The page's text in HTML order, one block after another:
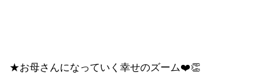
★お母さんになっていく幸せのズーム❤️👏